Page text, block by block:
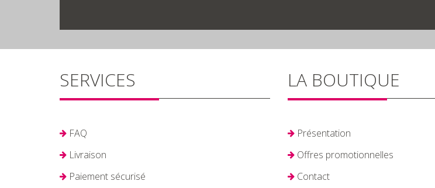
SERVICES
FAQ
Livraison
Paiement sécurisé
LA BOUTIQUE
Présentation
Offres promotionnelles
Contact